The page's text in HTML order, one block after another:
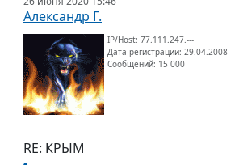
Александр Г.
IP/Host: 77.111.247.---
Дата регистрации: 29.04.2008
Сообщений: 15 000
RE: КРЫМ